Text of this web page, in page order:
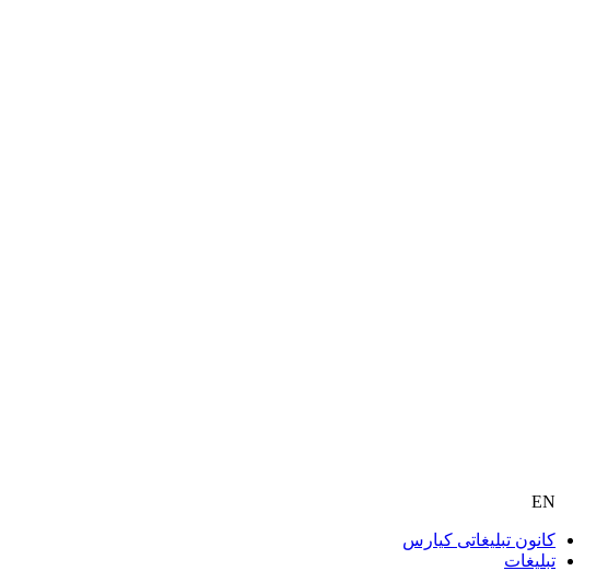
EN
کانون تبلیغاتی کیارس
تبلیغات